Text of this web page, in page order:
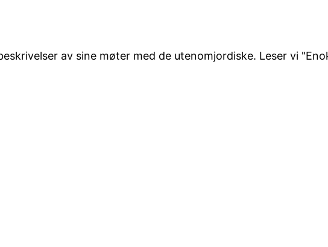
av sine møter med de utenomjordiske. Leser vi